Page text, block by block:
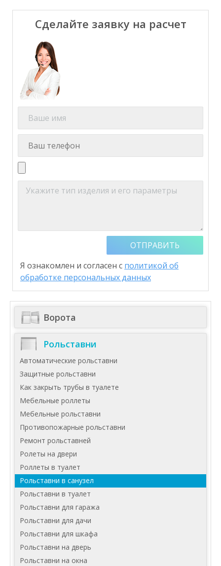
Сделайте заявку на расчет
Я ознакомлен и согласен с политикой об
обработке персональных данных
Ворота
Рольставни
Автоматические рольставни
Защитные рольставни
Как закрыть трубы в туалете
Мебельные роллеты
Мебельные рольставни
Противопожарные рольставни
Ремонт рольставней
Ролеты на двери
Роллеты в туалет
Рольставни в санузел
Рольставни в туалет
Рольставни для гаража
Рольставни для дачи
Рольставни для шкафа
Рольставни на дверь
Рольставни на окна